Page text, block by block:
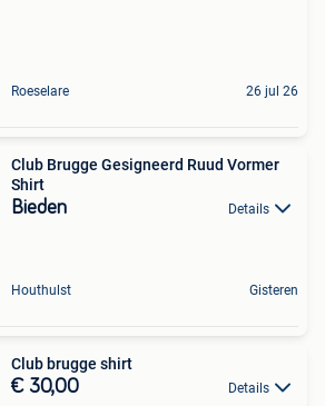
Roeselare 26 jul 26
Club Brugge Gesigneerd Ruud Vormer
Shirt
Bieden Details
Houthulst Gisteren
Club brugge shirt
€ 30,00 Details